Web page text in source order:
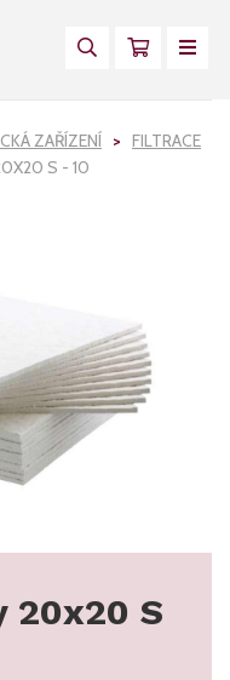
ZAŘÍZENÍ
FILTRACE
S - 10
20x20 S